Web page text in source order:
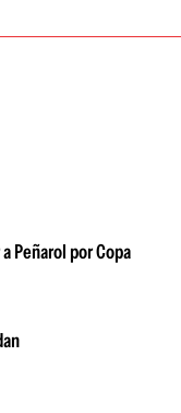
Peñarol por Copa